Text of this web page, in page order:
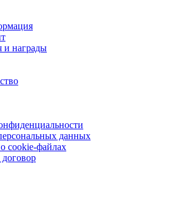
и награды
данных
cookie-файлах